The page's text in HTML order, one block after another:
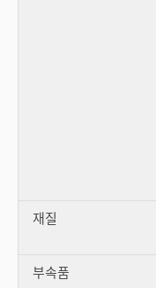
재질
부속품